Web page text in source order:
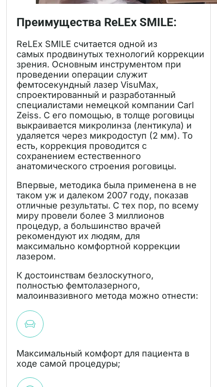
Преимущества ReLEx SMILE:
ReLEx SMILE считается одной из
самых продвинутых технологий коррекции
зрения. Основным инструментом при
проведении операции служит
фемтосекундный лазер VisuMax,
спроектированный и разработанный
специалистами немецкой компании Carl
Zeiss. С его помощью, в толще роговицы
выкраивается микролинза (лентикула) и
удаляется через микродоступ (2 мм). То
есть, коррекция проводится с
сохранением естественного
анатомического строения роговицы.
Впервые, методика была применена в не
таком уж и далеком 2007 году, показав
отличные результаты. С тех пор, по всему
миру провели более 3 миллионов
процедур, а большинство врачей
рекомендуют их людям, для
максимально комфортной коррекции
лазером.
К достоинствам безлоскутного,
полностью фемтолазерного,
малоинвазивного метода можно отнести:
Максимальный комфорт для пациента в
ходе самой процедуры;